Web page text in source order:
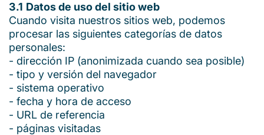
3.1 Datos de uso del sitio web
Cuando visita nuestros sitios web, podemos
procesar las siguientes categorías de datos
personales:
- dirección IP (anonimizada cuando sea posible)
- tipo y versión del navegador
- sistema operativo
- fecha y hora de acceso
- URL de referencia
- páginas visitadas